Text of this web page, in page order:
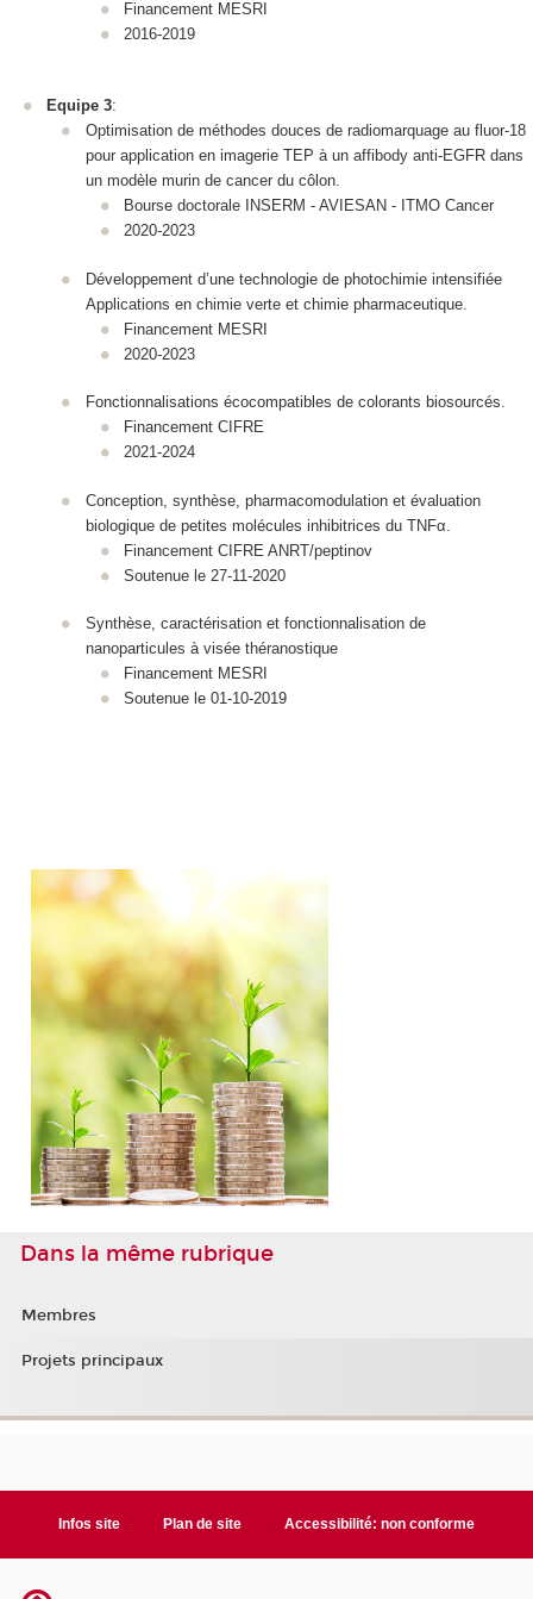
Financement MESRI
2016-2019
Equipe 3:
Optimisation de méthodes douces de radiomarquage au fluor-18
pour application en imagerie TEP à un affibody anti‑EGFR dans
un modèle murin de cancer du côlon.
Bourse doctorale INSERM - AVIESAN - ITMO Cancer
2020-2023
Développement d’une technologie de photochimie intensifiée
Applications en chimie verte et chimie pharmaceutique.
Financement MESRI
2020-2023
Fonctionnalisations écocompatibles de colorants biosourcés.
Financement CIFRE
2021-2024
Conception, synthèse, pharmacomodulation et évaluation
biologique de petites molécules inhibitrices du TNFα.
Financement CIFRE ANRT/peptinov
Soutenue le 27-11-2020
Synthèse, caractérisation et fonctionnalisation de
nanoparticules à visée théranostique
Financement MESRI
Soutenue le 01-10-2019
Dans la même rubrique
Membres
Projets principaux
Infos site Plan de site Accessibilité: non conforme